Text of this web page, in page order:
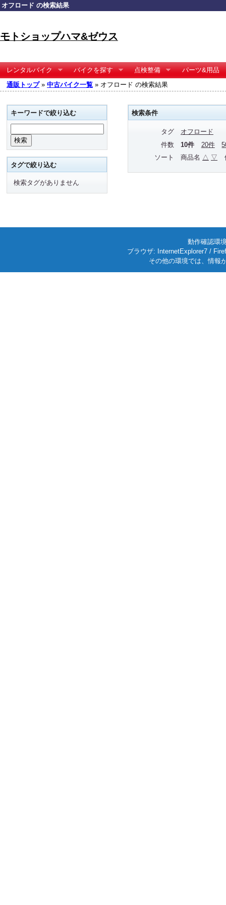
オフロード の検索結果
モトショップハマ&ゼウス
レンタルバイク バイクを探す 点検整備
パーツ&用品
通販トップ» 中古バイク一覧 » オフロード の検索結果
検索条件
タグ
オフロード
件数
10件 20件
ソート
商品名 △ ▽
キーワードで絞り込む
タグで絞り込む
検索タグがありません
動作確認環
ブラウザ: InternetExplorer7 /
その他の環境では、情報